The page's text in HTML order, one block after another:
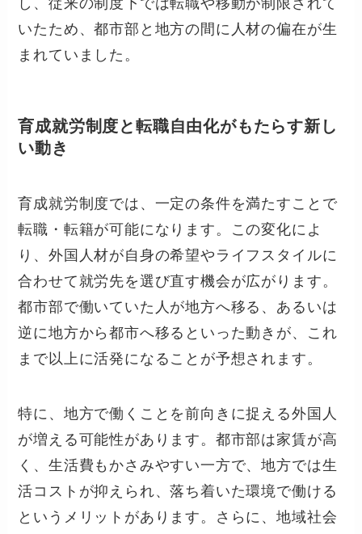
いたため、都市部と地方の間に人材の偏在が生
まれていました。
育成就労制度と転職自由化がもたらす新し
い動き
育成就労制度では、一定の条件を満たすことで
転職・転籍が可能になります。この変化によ
り、外国人材が自身の希望やライフスタイルに
合わせて就労先を選び直す機会が広がります。
都市部で働いていた人が地方へ移る、あるいは
逆に地方から都市へ移るといった動きが、これ
まで以上に活発になることが予想されます。
特に、地方で働くことを前向きに捉える外国人
が増える可能性があります。都市部は家賃が高
く、生活費もかさみやすい一方で、地方では生
活コストが抑えられ、落ち着いた環境で働ける
というメリットがあります。さらに、地域社会